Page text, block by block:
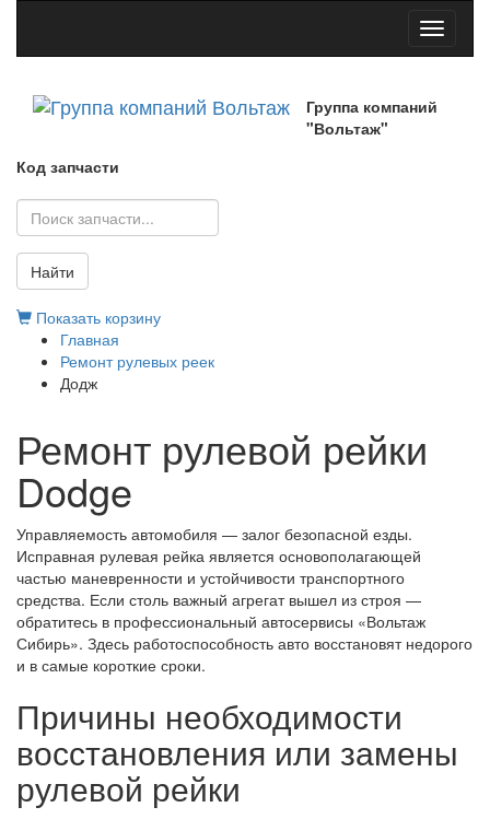
Toggle
Группа компаний
"Вольтаж"
Код запчасти
Найти
Показать корзину
Главная
Ремонт рулевых реек
Додж
Ремонт рулевой рейки
Dodge
Управляемость автомобиля — залог безопасной езды.
Исправная рулевая рейка является основополагающей
частью маневренности и устойчивости транспортного
средства. Если столь важный агрегат вышел из строя —
обратитесь в профессиональный автосервисы «Вольтаж
Сибирь». Здесь работоспособность авто восстановят недорого
и в самые короткие сроки.
Причины необходимости
восстановления или замены
рулевой рейки